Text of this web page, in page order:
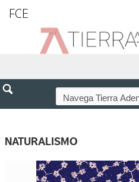
FCE
NATURALISMO